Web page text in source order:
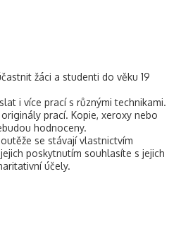
žáci a studenti do věku 19
i více prací s různými technikami.
prací. Kopie, xeroxy nebo
hodnoceny.
se stávají vlastnictvím
jejich poskytnutím souhlasíte s jejich
účely.